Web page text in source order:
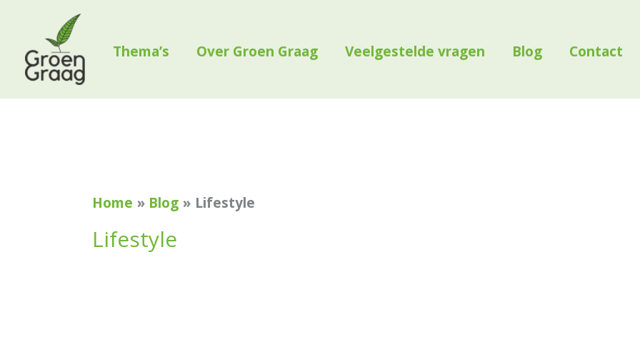
inhoud
Thema’s Over Groen Graag Veelgestelde vragen Blog Contact
Home Blog Lifestyle
Lifestyle